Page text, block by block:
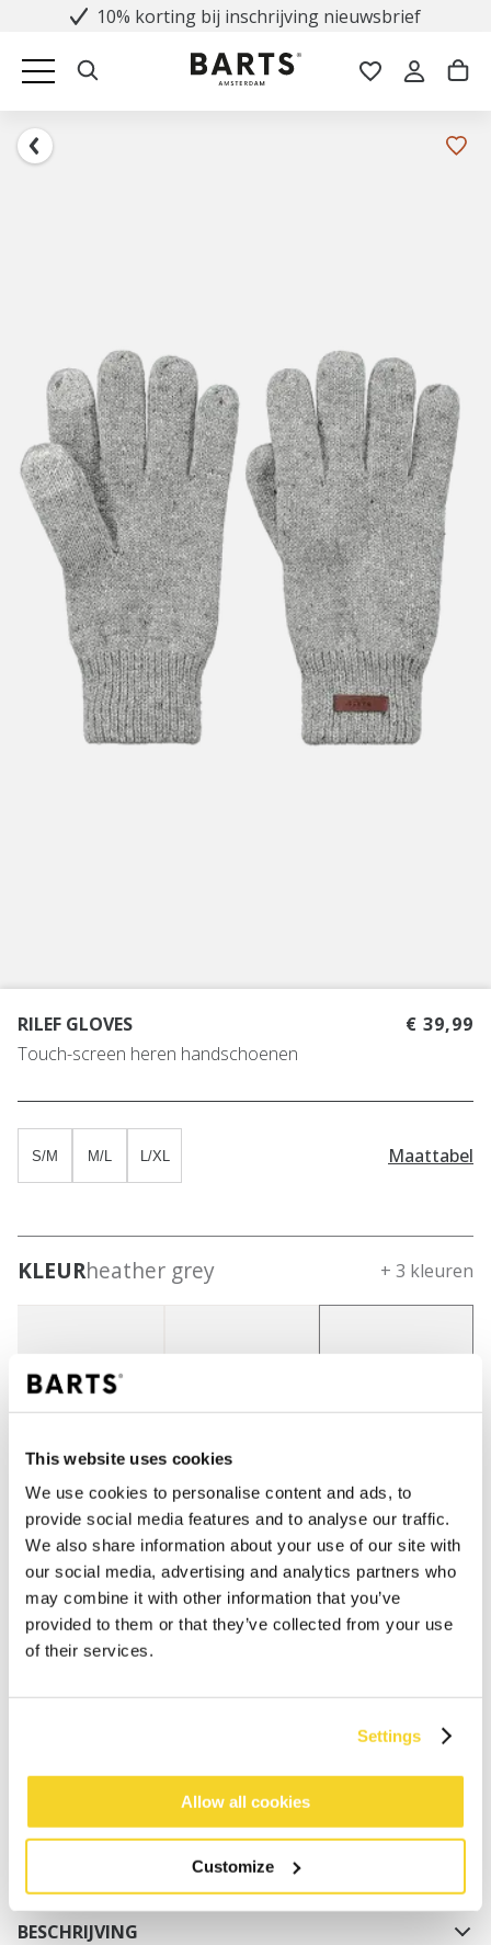
This website uses cookies
We use cookies to personalise content and ads, to
provide social media features and to analyse our traffic.
We also share information about your use of our site with
our social media, advertising and analytics partners who
may combine it with other information that you’ve
provided to them or that they’ve collected from your use
of their services.
Settings
Allow all cookies
Customize
10% korting bij inschrijving nieuwsbrief
RILEF GLOVES
Touch-screen heren handschoenen
€ 39,99
S/M M/L L/XL Maattabel
KLEURheather grey + 3 kleuren
Bestellingen die op werkdagen vóór 12:00 uur
Binnen 30 dagen retourneren
BESCHRIJVING